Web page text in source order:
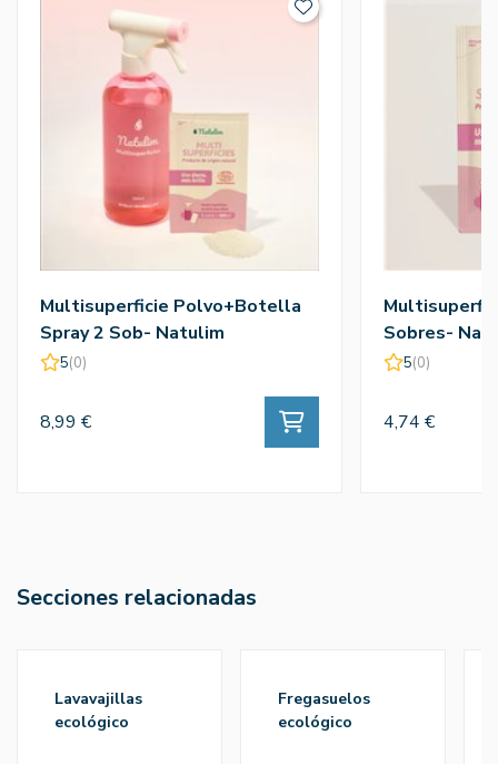
Multisuperficie Polvo+Botella
Spray 2 Sob- Natulim
5(0)
8,99 €
Sobres-
5(0)
4,74 €
Secciones relacionadas
lavavajillas
ecológico
fregasuelos
ecológico